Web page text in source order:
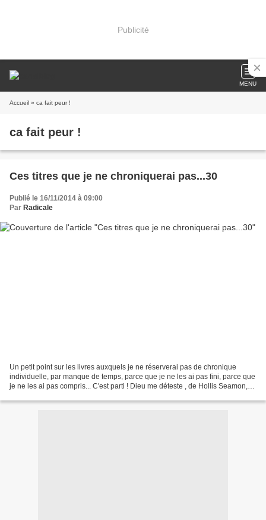
Publicité
MENU
Accueil » ca fait peur !
ca fait peur !
Ces titres que je ne chroniquerai pas...30
Publié le 16/11/2014 à 09:00
Par Radicale
Un petit point sur les livres auxquels je ne réserverai pas de chronique
individuelle, par manque de temps, parce que je ne les ai pas fini, parce que
je ne les ai pas compris... C'est parti ! Dieu me déteste , de Hollis Seamon,